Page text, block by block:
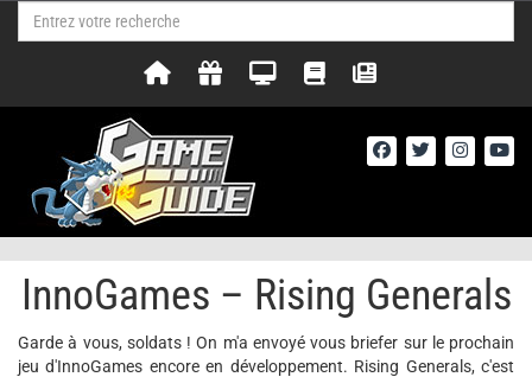
InnoGames – Rising Generals
Garde à vous, soldats ! On m'a envoyé vous briefer sur le prochain
jeu d'InnoGames encore en développement. Rising Generals, c'est